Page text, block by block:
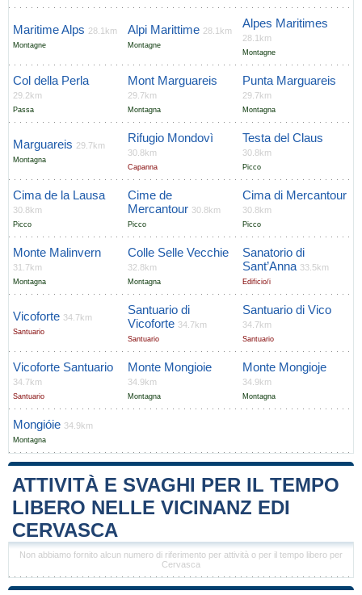
Maritime Alps 28.1km
Montagne
Alpi Marittime 28.1km
Montagne
Alpes Maritimes
28.1km
Montagne
Col della Perla
29.2km
Passa
Mont Marguareis
29.7km
Montagna
Punta Marguareis
29.7km
Montagna
Marguareis 29.7km
Montagna
Rifugio Mondovì
30.8km
Capanna
Testa del Claus
30.8km
Picco
Cima de la Lausa
30.8km
Picco
Cime de
Mercantour 30.8km
Picco
Cima di Mercantour
30.8km
Picco
Monte Malinvern
31.7km
Montagna
Colle Selle Vecchie
32.8km
Montagna
Sanatorio di
Sant’Anna 33.5km
Edificio/i
Vicoforte 34.7km
Santuario
Santuario di
Vicoforte 34.7km
Santuario
Santuario di Vico
34.7km
Santuario
Vicoforte Santuario
34.7km
Santuario
Monte Mongioie
34.9km
Montagna
Monte Mongioje
34.9km
Montagna
Mongióie 34.9km
Montagna
ATTIVITÀ E SVAGHI PER IL TEMPO
LIBERO NELLE VICINANZ EDI
CERVASCA
Non abbiamo fornito alcun numero di riferimento per attività o per il tempo libero per
Cervasca